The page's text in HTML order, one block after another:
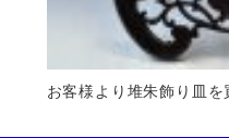
お客様より堆朱飾り皿を